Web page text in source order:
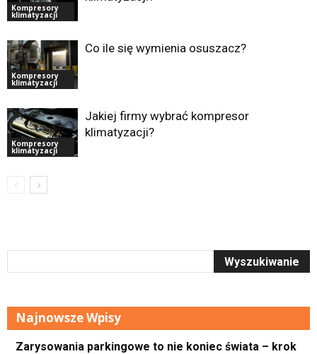
Kompresory
klimatyzacji
Kompresory
klimatyzacji
Co ile się wymienia osuszacz?
Kompresory
klimatyzacji
Jakiej firmy wybrać kompresor
klimatyzacji?
Najnowsze Wpisy
Zarysowania parkingowe to nie koniec świata – krok